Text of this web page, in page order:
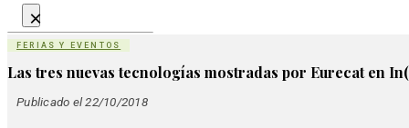
×
FERIAS Y EVENTOS
Las tres nuevas tecnologías mostradas por Eurecat en
Publicado el 22/10/2018